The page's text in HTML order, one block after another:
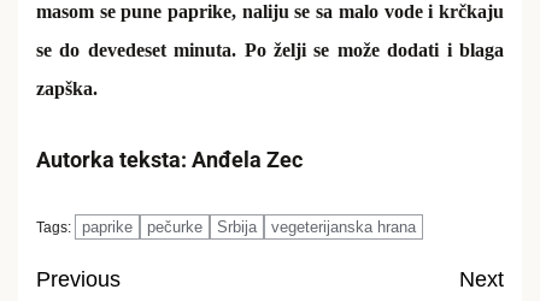
masom se pune paprike, naliju se sa malo vode i krčkaju
se do devedeset minuta. Po želji se može dodati i blaga
zapška.
Autorka teksta: Anđela Zec
Tags: paprike pečurke Srbija vegeterijanska hrana
Previous
Next